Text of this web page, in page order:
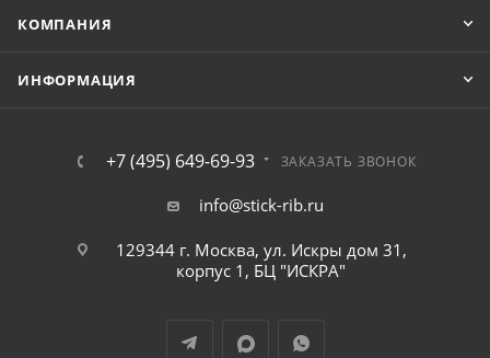
КОМПАНИЯ
ИНФОРМАЦИЯ
+7 (495) 649-69-93 ЗАКАЗАТЬ ЗВОНОК
info@stick-rib.ru
129344 г. Москва, ул. Искры дом 31,
корпус 1, БЦ "ИСКРА"